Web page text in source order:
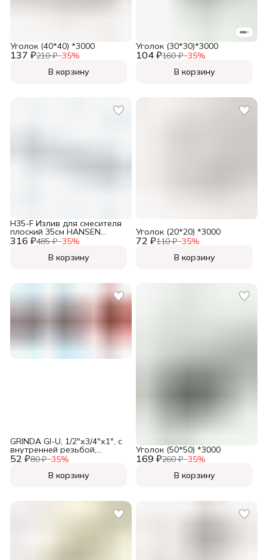
137 ₽210 ₽−35%
Уголок (40*40) *3000
В корзину
104 ₽160 ₽−35%
Уголок (30*30)*3000
В корзину
316 ₽485 ₽−35%
H35-F Излив для смесителя
плоский 35см HANSEN
(90/1шт),
В корзину
72 ₽110 ₽−35%
Уголок (20*20) *3000
В корзину
52 ₽80 ₽−35%
GRINDA GI-U, 1/2"х3/4"х1", с
внутренней резьбой,
универсальный, штуцерный
В корзину
169 ₽260 ₽−35%
Уголок (50*50) *3000
В корзину